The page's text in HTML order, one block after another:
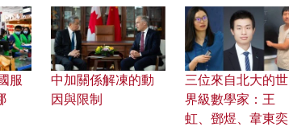
服
中加關係解凍的動
因與限制
三位來自北大的世
界級數學家：王
虹、鄧煜、韋東奕